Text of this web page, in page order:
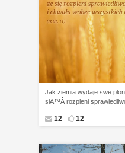
Jak ziemia wydaje swe
siÄ™Â rozpleni
12 12